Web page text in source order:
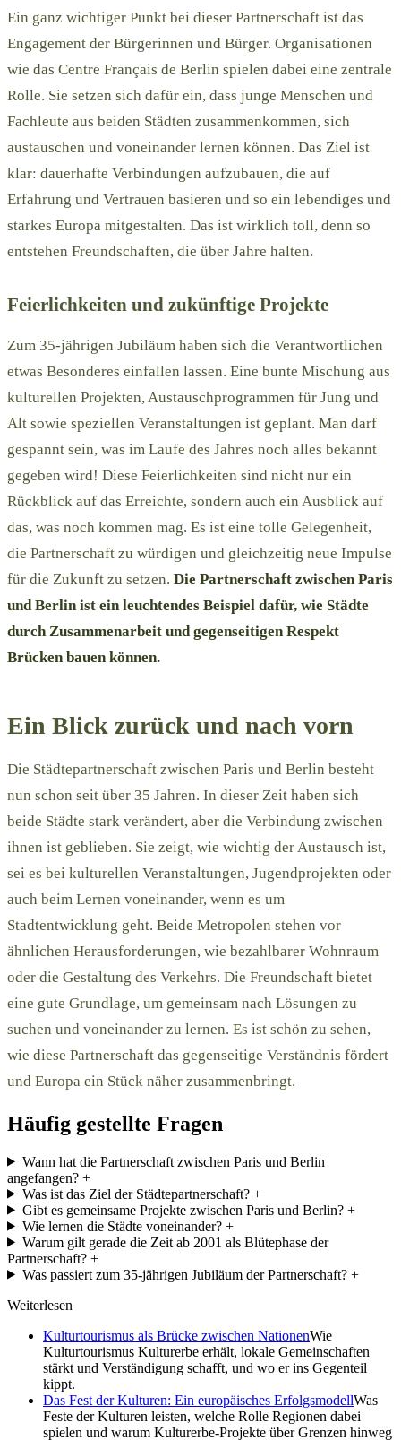
Ein ganz wichtiger Punkt bei dieser Partnerschaft ist das
Engagement der Bürgerinnen und Bürger. Organisationen
wie das Centre Français de Berlin spielen dabei eine zentrale
Rolle. Sie setzen sich dafür ein, dass junge Menschen und
Fachleute aus beiden Städten zusammenkommen, sich
austauschen und voneinander lernen können. Das Ziel ist
klar: dauerhafte Verbindungen aufzubauen, die auf
Erfahrung und Vertrauen basieren und so ein lebendiges und
starkes Europa mitgestalten. Das ist wirklich toll, denn so
entstehen Freundschaften, die über Jahre halten.
Feierlichkeiten und zukünftige Projekte
Zum 35-jährigen Jubiläum haben sich die Verantwortlichen
etwas Besonderes einfallen lassen. Eine bunte Mischung aus
kulturellen Projekten, Austauschprogrammen für Jung und
Alt sowie speziellen Veranstaltungen ist geplant. Man darf
gespannt sein, was im Laufe des Jahres noch alles bekannt
gegeben wird! Diese Feierlichkeiten sind nicht nur ein
Rückblick auf das Erreichte, sondern auch ein Ausblick auf
das, was noch kommen mag. Es ist eine tolle Gelegenheit,
die Partnerschaft zu würdigen und gleichzeitig neue Impulse
für die Zukunft zu setzen. Die Partnerschaft zwischen Paris
und Berlin ist ein leuchtendes Beispiel dafür, wie Städte
durch Zusammenarbeit und gegenseitigen Respekt
Brücken bauen können.
Ein Blick zurück und nach vorn
Die Städtepartnerschaft zwischen Paris und Berlin besteht
nun schon seit über 35 Jahren. In dieser Zeit haben sich
beide Städte stark verändert, aber die Verbindung zwischen
ihnen ist geblieben. Sie zeigt, wie wichtig der Austausch ist,
sei es bei kulturellen Veranstaltungen, Jugendprojekten oder
auch beim Lernen voneinander, wenn es um
Stadtentwicklung geht. Beide Metropolen stehen vor
ähnlichen Herausforderungen, wie bezahlbarer Wohnraum
oder die Gestaltung des Verkehrs. Die Freundschaft bietet
eine gute Grundlage, um gemeinsam nach Lösungen zu
suchen und voneinander zu lernen. Es ist schön zu sehen,
wie diese Partnerschaft das gegenseitige Verständnis fördert
und Europa ein Stück näher zusammenbringt.
Häufig gestellte Fragen
Wann hat die Partnerschaft zwischen Paris und Berlin
angefangen? +
Was ist das Ziel der Städtepartnerschaft?+
Gibt es gemeinsame Projekte zwischen Paris und Berlin?+
Wie lernen die Städte voneinander?+
Warum gilt gerade die Zeit ab 2001 als Blütephase der
Partnerschaft? +
Was passiert zum 35-jährigen Jubiläum der Partnerschaft?+
Weiterlesen
Kulturtourismus als Brücke zwischen NationenWie
Kulturtourismus Kulturerbe erhält, lokale Gemeinschaften
stärkt und Verständigung schafft, und wo er ins Gegenteil
kippt.
Das Fest der Kulturen: Ein europäisches ErfolgsmodellWas
Feste der Kulturen leisten, welche Rolle Regionen dabei
spielen und warum Kulturerbe-Projekte über Grenzen hinweg